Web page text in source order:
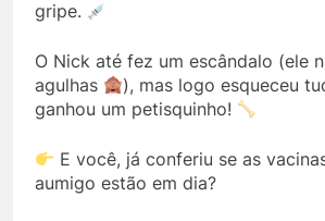
gripe.
O Nick até fez um escândalo (ele
agulhas
), mas logo esqueceu
ganhou um petisquinho!
E você, já conferiu se as
aumigo estão em dia?